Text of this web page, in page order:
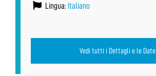
Lingua: Italiano
Vedi tutti i Dettagli e le Date